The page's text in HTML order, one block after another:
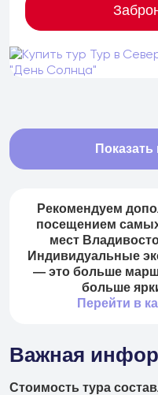
+7
Туры в
+7
+7
Рекомендуем
посещением
мест
Индивидуальные
— это больше
больше
Перейти в
Важная
Стоимость тура